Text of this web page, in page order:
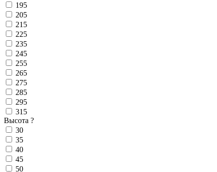
195
205
215
225
235
245
255
265
275
285
295
315
Высота ?
30
35
40
45
50